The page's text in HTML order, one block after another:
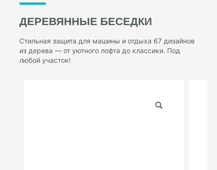
ДЕРЕВЯННЫЕ БЕСЕДКИ
Стильная защита для машины и отдыха 67 дизайнов
из дерева — от уютного лофта до классики. Под
любой участок!